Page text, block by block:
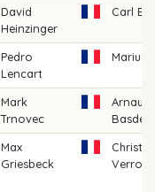
David
Heinzinger
Carl
Pedro
Lencart
Marius
Mark
Trnovec
Arnaud
Max
Griesbeck